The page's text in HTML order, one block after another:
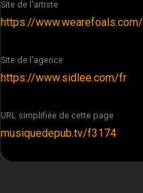
Site de l'artiste
https://www.wearefoals.com/
Site de l'agence
https://www.sidlee.com/fr
URL simplifiée de cette page
musiquedepub.tv/f3174